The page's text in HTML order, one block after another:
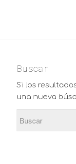
Buscar
Si los
una nueva